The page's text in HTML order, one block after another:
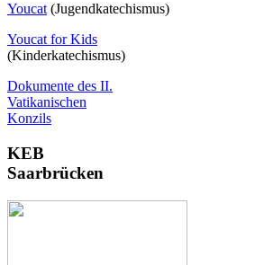
Youcat (Jugendkatechismus)
Youcat for Kids
(Kinderkatechismus)
Dokumente des II.
Vatikanischen
Konzils
KEB
Saarbrücken